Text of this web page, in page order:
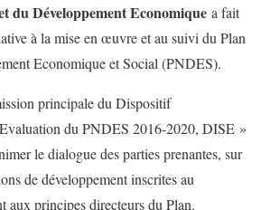
du Développement Economique a fait
à la mise en œuvre et au suivi du Plan
Economique et Social (PNDES).
principale du Dispositif
du PNDES 2016-2020, DISE »
le dialogue des parties prenantes, sur
de développement inscrites au
aux principes directeurs du Plan.